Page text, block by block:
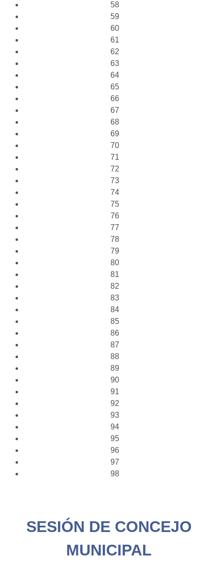
58
59
60
61
62
63
64
65
66
67
68
69
70
71
72
73
74
75
76
77
78
79
80
81
82
83
84
85
86
87
88
89
90
91
92
93
94
95
96
97
98
SESIÓN DE CONCEJO
MUNICIPAL